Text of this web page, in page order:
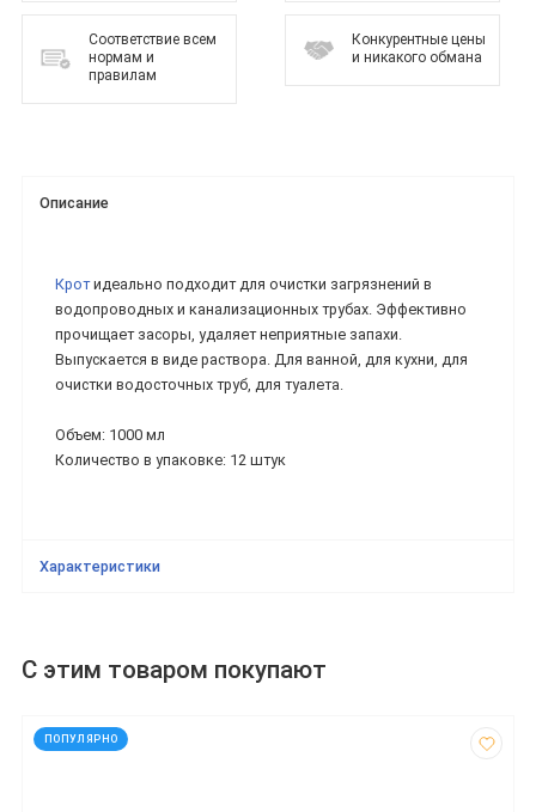
Соответствие всем
нормам и
правилам
Конкурентные цены
и никакого обмана
Описание
Кротидеально подходит для очистки загрязнений в
водопроводных и канализационных трубах. Эффективно
прочищает засоры, удаляет неприятные запахи.
Выпускается в виде раствора. Для ванной, для кухни, для
очистки водосточных труб, для туалета.
Объем: 1000 мл
Количество в упаковке: 12 штук
Характеристики
С этим товаром покупают
ПОПУЛЯРНО
код: 12024